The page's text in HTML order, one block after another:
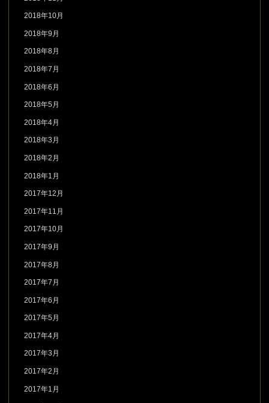
2018年10月
2018年9月
2018年8月
2018年7月
2018年6月
2018年5月
2018年4月
2018年3月
2018年2月
2018年1月
2017年12月
2017年11月
2017年10月
2017年9月
2017年8月
2017年7月
2017年6月
2017年5月
2017年4月
2017年3月
2017年2月
2017年1月